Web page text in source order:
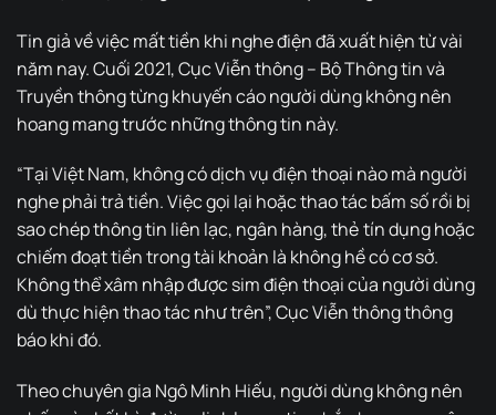
Tin giả về việc mất tiền khi nghe điện đã xuất hiện từ vài
năm nay. Cuối 2021, Cục Viễn thông – Bộ Thông tin và
Truyền thông từng khuyến cáo người dùng không nên
hoang mang trước những thông tin này.
“Tại Việt Nam, không có dịch vụ điện thoại nào mà người
nghe phải trả tiền. Việc gọi lại hoặc thao tác bấm số rồi bị
sao chép thông tin liên lạc, ngân hàng, thẻ tín dụng hoặc
chiếm đoạt tiền trong tài khoản là không hề có cơ sở.
Không thể xâm nhập được sim điện thoại của người dùng
dù thực hiện thao tác như trên”, Cục Viễn thông thông
báo khi đó.
Theo chuyên gia Ngô Minh Hiếu, người dùng không nên